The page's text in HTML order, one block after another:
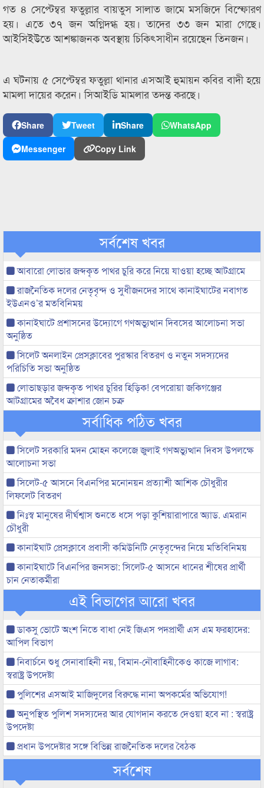
গত ৪ সেপ্টেম্বর ফতুল্লার বায়তুস সালাত জামে মসজিদে বিস্ফোরণ
হয়। এতে ৩৭ জন অগ্নিদগ্ধ হয়। তাদের ৩৩ জন মারা গেছে।
আইসিইউতে আশঙ্কাজনক অবস্থায় চিকিৎসাধীন রয়েছেন তিনজন।
এ ঘটনায় ৫ সেপ্টেম্বর ফতুল্লা থানার এসআই হুমায়ন কবির বাদী হয়ে
মামলা দায়ের করেন। সিআইডি মামলার তদন্ত করছে।
Share Tweet Share
WhatsApp
Messenger
Copy Link
সর্বশেষ খবর
আবারো লোভার জব্দকৃত পাথর চুরি করে নিয়ে যাওয়া হচ্ছে আটগ্রামে
রাজনৈতিক দলের নেতৃবৃন্দ ও সুধীজনদের সাথে কানাইঘাটের নবাগত
ইউএনও’র মতবিনিময়
কানাইঘাটে প্রশাসনের উদ্যোগে গণঅভ্যুত্থান দিবসের আলোচনা সভা
অনুষ্ঠিত
সিলেট অনলাইন প্রেসক্লাবের পুরস্কার বিতরণ ও নতুন সদস্যদের
পরিচিতি সভা অনুষ্ঠিত
লোভাছড়ার জব্দকৃত পাথর চুরির হিড়িক! বেপরোয়া জকিগঞ্জের
আটগ্রামের অবৈধ ক্রাশার জোন চক্র
সর্বাধিক পঠিত খবর
সিলেট সরকারি মদন মোহন কলেজে জুলাই গণঅভ্যুত্থান দিবস উপলক্ষে
আলোচনা সভা
সিলেট-৫ আসনে বিএনপির মনোনয়ন প্রত্যাশী আশিক চৌধুরীর
লিফলেট বিতরণ
নিঃস্ব মানুষের দীর্ঘশ্বাস শুনতে ধসে পড়া কুশিয়ারাপারে অ্যাড. এমরান
চৌধুরী
কানাইঘাট প্রেসক্লাবে প্রবাসী কমিউনিটি নেতৃবৃন্দের নিয়ে মতিবিনিময়
কানাইঘাটে বিএনপির জনসভা: সিলেট-৫ আসনে ধানের শীষের প্রার্থী
চান নেতাকর্মীরা
এই বিভাগের আরো খবর
ডাকসু ভোটে অংশ নিতে বাধা নেই জিএস পদপ্রার্থী এস এম ফরহাদের:
আপিল বিভাগ
নিবার্চনে শুধু সেনাবাহিনী নয়, বিমান-নৌবাহিনীকেও কাজে লাগাব:
স্বরাষ্ট্র উপদেষ্টা
পুলিশের এসআই মাজিদুলের বিরুদ্ধে নানা অপকর্মের অভিযোগ!
অনুপস্থিত পুলিশ সদস্যদের আর যোগদান করতে দেওয়া হবে না : স্বরাষ্ট্র
উপদেষ্টা
প্রধান উপদেষ্টার সঙ্গে বিভিন্ন রাজনৈতিক দলের বৈঠক
সর্বশেষ